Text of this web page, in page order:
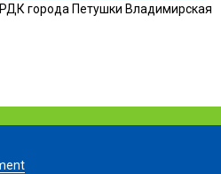
города Петушки Владимирская
on